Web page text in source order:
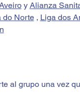
y Alianza
do Norte , Liga dos
al grupo una vez